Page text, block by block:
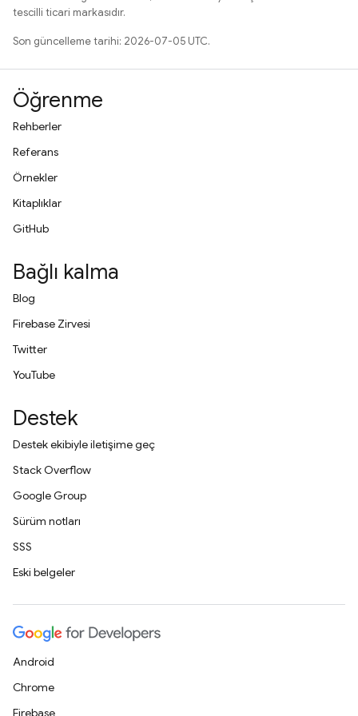
tescilli ticari markasıdır.
Son güncelleme tarihi: 2026-07-05 UTC.
Öğrenme
Rehberler
Referans
Örnekler
Kitaplıklar
GitHub
Bağlı kalma
Blog
Firebase Zirvesi
Twitter
YouTube
Destek
Destek ekibiyle iletişime geç
Stack Overflow
Google Group
Sürüm notları
SSS
Eski belgeler
Android
Chrome
Firebase